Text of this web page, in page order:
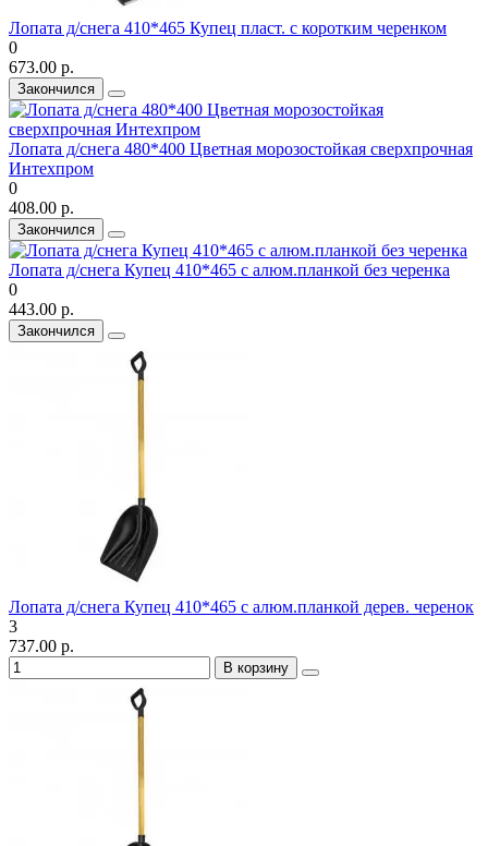
Лопата д/снега 410*465 Купец пласт. с коротким черенком
0
673.00 р.
Закончился
Лопата д/снега 480*400 Цветная морозостойкая сверхпрочная
Интехпром
0
408.00 р.
Закончился
Лопата д/снега Купец 410*465 с алюм.планкой без черенка
0
443.00 р.
Закончился
Лопата д/снега Купец 410*465 с алюм.планкой дерев. черенок
3
737.00 р.
В корзину